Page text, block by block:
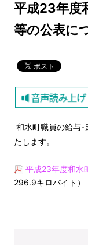
平成23年度
等の公表に
和水町職員の給与
たします。
平成23年度和水
296.9キロバイト）